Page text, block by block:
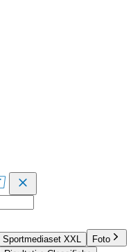
Sportmediaset XXL
Foto